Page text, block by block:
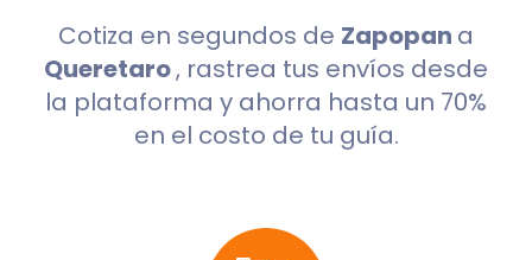
Cotiza en segundos de Zapopan a
Queretaro, rastrea tus envíos desde
la plataforma y ahorra hasta un 70%
en el costo de tu guía.